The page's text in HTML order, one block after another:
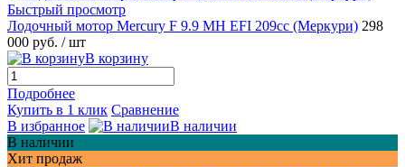
Быстрый просмотр
Лодочный мотор Mercury F 9.9 MH EFI 209cc (Меркури) 298
000 руб. / шт
В корзину
Подробнее
Купить в 1 клик Сравнение
В избранное
В наличии
В наличии
Хит продаж